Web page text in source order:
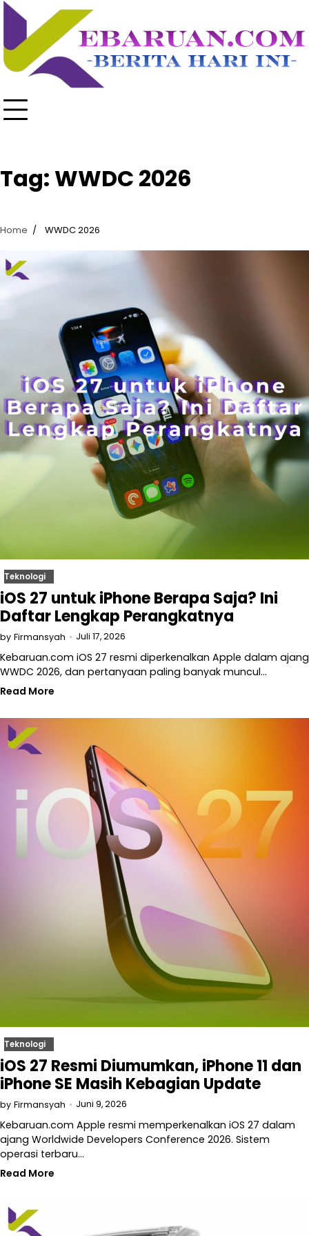
Skip
content
Tag: WWDC 2026
Home WWDC 2026
Teknologi
iOS 27 untuk iPhone Berapa Saja? Ini
Daftar Lengkap Perangkatnya
by Firmansyah Juli 17, 2026
Kebaruan.com iOS 27 resmi diperkenalkan Apple dalam ajang
WWDC 2026, dan pertanyaan paling banyak muncul…
Read More
Teknologi
iOS 27 Resmi Diumumkan, iPhone 11 dan
iPhone SE Masih Kebagian Update
by Firmansyah Juni 9, 2026
Kebaruan.com Apple resmi memperkenalkan iOS 27 dalam
ajang Worldwide Developers Conference 2026. Sistem
operasi terbaru…
Read More